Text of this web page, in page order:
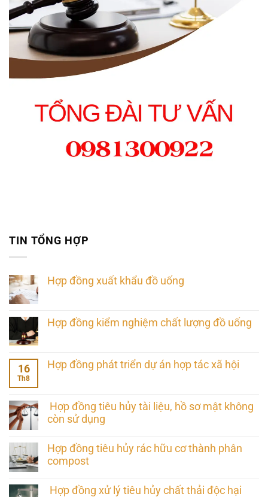
TIN TỔNG HỢP
Hợp đồng xuất khẩu đồ uống
Hợp đồng kiểm nghiệm chất lượng đồ uống
16
Th8
Hợp đồng phát triển dự án hợp tác xã hội
Hợp đồng tiêu hủy tài liệu, hồ sơ mật không
còn sử dụng
Hợp đồng tiêu hủy rác hữu cơ thành phân
compost
Hợp đồng xử lý tiêu hủy chất thải độc hại